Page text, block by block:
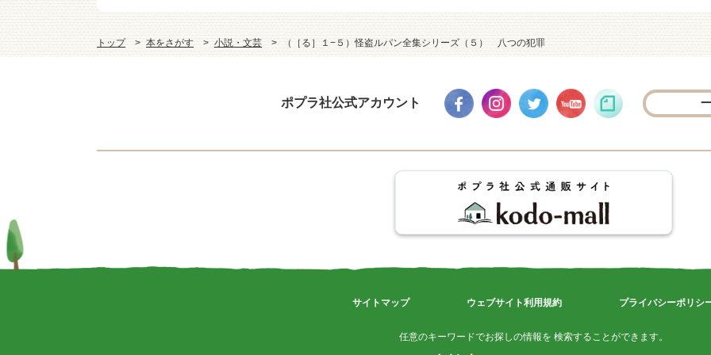
トップ 本をさがす 小説・文芸 （［る］１−５）怪盗ルパン全集シリーズ（５） 八つの犯罪
ポプラ社公式アカウント
サイトマップ ウェブサイト利用規約 プライバシーポリシ
任意のキーワードでお探しの情報を 検索することができます。